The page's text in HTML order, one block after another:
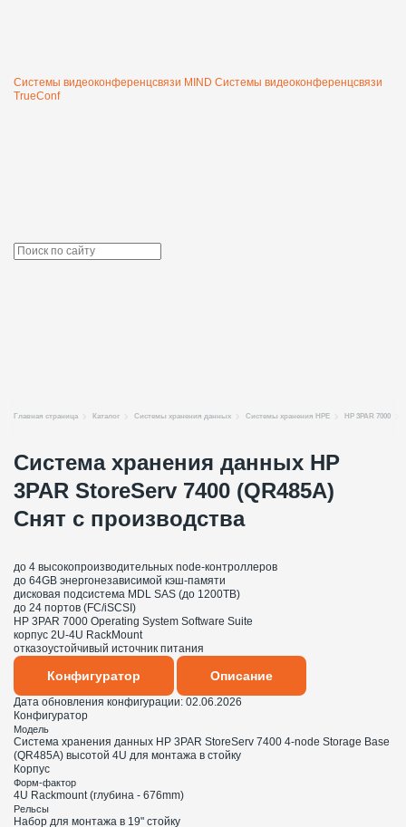
Системы видеоконференцсвязи MIND Системы видеоконференцсвязи
TrueConf
Главная страница Каталог Системы хранения данных Системы хранения HPE HP 3PAR 7000
Система хранения данных HP
3PAR StoreServ 7400 (QR485A)
Снят с производства
до 4 высокопроизводительных node-контроллеров
до 64GB энергонезависимой кэш-памяти
дисковая подсистема MDL SAS (до 1200TB)
до 24 портов (FC/iSCSI)
HP 3PAR 7000 Operating System Software Suite
корпус 2U-4U RackMount
отказоустойчивый источник питания
Конфигуратор Описание
Дата обновления конфигурации: 02.06.2026
Конфигуратор
Модель
Система хранения данных HP 3PAR StoreServ 7400 4-node Storage Base
(QR485A) высотой 4U для монтажа в стойку
Корпус
Форм-фактор
4U Rackmount (глубина - 676mm)
Рельсы
Набор для монтажа в 19" стойку